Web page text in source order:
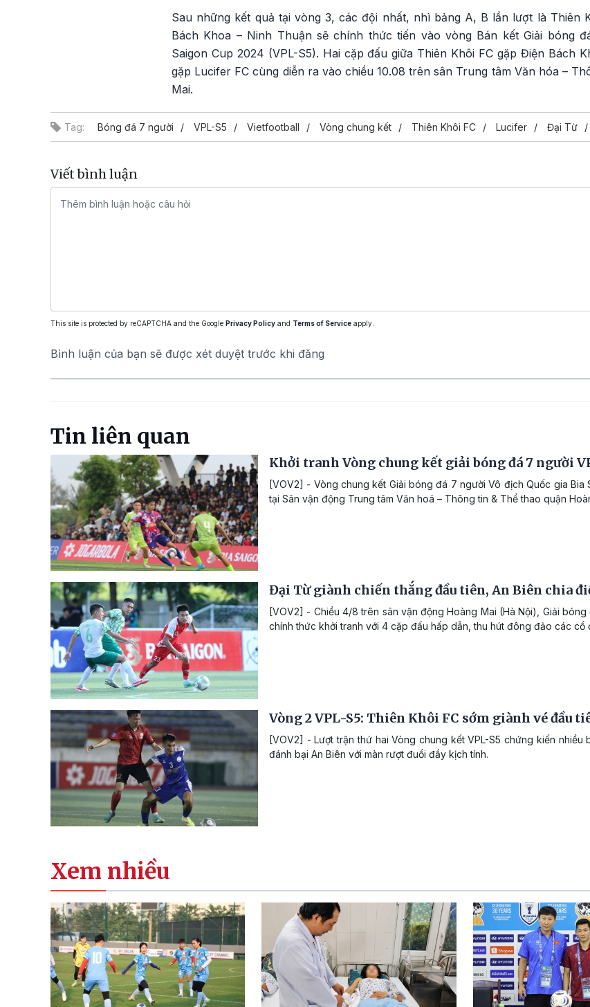
Sau những kết quả tại vòng 3, các đội nhất, nhì bảng A, B lần lượt là Thiên
Bách Khoa – Ninh Thuận sẽ chính thức tiến vào vòng Bán kết Giải bóng
Saigon Cup 2024 (VPL-S5). Hai cặp đấu giữa Thiên Khôi FC gặp Điện Bách
gặp Lucifer FC cùng diễn ra vào chiều 10.08 trên sân Trung tâm Văn hóa –
Mai.
Tag: Bóng đá 7 người VPL-S5 Vietfootball Vòng chung kết Thiên Khôi FC Lucifer Đại Từ
Viết bình luận
This site is protected by reCAPTCHA and the Google Privacy Policy and Terms of Service apply.
Bình luận của bạn sẽ được xét duyệt trước khi đăng
Tin liên quan
Khởi tranh Vòng chung kết giải bóng đá 7 người
[VOV2] - Vòng chung kết Giải bóng đá 7 người Vô địch Quốc gia
tại Sân vận động Trung tâm Văn hoá – Thông tin & Thể thao quận
Đại Từ giành chiến thắng đầu tiên, An Biên chia
[VOV2] - Chiều 4/8 trên sân vận động Hoàng Mai (Hà Nội), Giải
chính thức khởi tranh với 4 cặp đấu hấp dẫn, thu hút đông đảo các
Vòng 2 VPL-S5: Thiên Khôi FC sớm giành vé đầu
[VOV2] - Lượt trận thứ hai Vòng chung kết VPL-S5 chứng kiến
đánh bại An Biên với màn rượt đuổi đầy kịch tính.
Xem nhiều